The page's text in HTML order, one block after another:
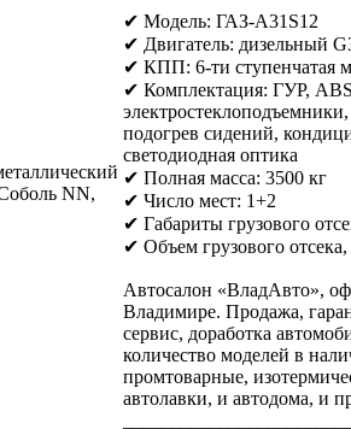
✔ Модель: ГАЗ-A31S12
✔ Двигатель: дизельный
✔ КПП: 6-ти ступенчатая
✔ Комплектация: ГУР,
подогрев сидений,
светодиодная оптика
✔ Полная масса: 3500 кг
✔ Число мест: 1+2
✔ Габариты грузового
✔ Объем грузового
Автосалон «ВладАвто»,
Владимире. Продажа,
сервис, доработка
количество моделей в
промтоварные,
автолавки, и автодома, и